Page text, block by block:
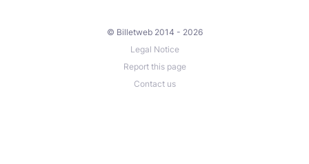
© Billetweb 2014 - 2026
Legal Notice
Report this page
Contact us